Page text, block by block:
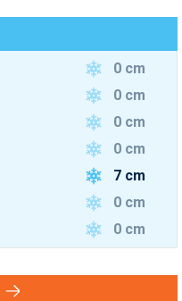
0 cm
0 cm
0 cm
0 cm
7 cm
0 cm
0 cm